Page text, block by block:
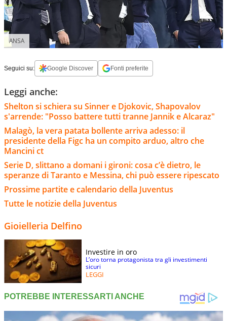
ANSA
Seguici su: Google Discover Fonti preferite
Leggi anche:
Shelton si schiera su Sinner e Djokovic, Shapovalov
s'arrende: "Posso battere tutti tranne Jannik e Alcaraz"
Malagò, la vera patata bollente arriva adesso: il
presidente della Figc ha un compito arduo, altro che
Mancini ct
Serie D, slittano a domani i gironi: cosa c’è dietro, le
speranze di Taranto e Messina, chi può essere ripescato
Prossime partite e calendario della Juventus
Tutte le notizie della Juventus
Gioielleria Delfino
Investire in oro
L’oro torna protagonista tra gli investimenti
sicuri
LEGGI